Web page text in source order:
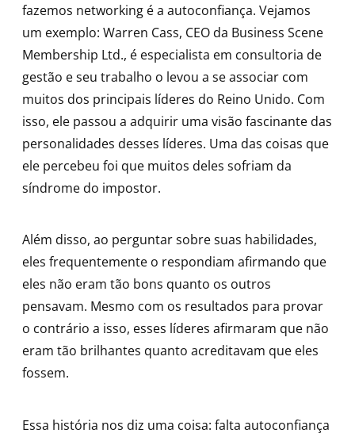
fazemos networking é a autoconfiança. Vejamos
um exemplo: Warren Cass, CEO da Business Scene
Membership Ltd., é especialista em consultoria de
gestão e seu trabalho o levou a se associar com
muitos dos principais líderes do Reino Unido. Com
isso, ele passou a adquirir uma visão fascinante das
personalidades desses líderes. Uma das coisas que
ele percebeu foi que muitos deles sofriam da
síndrome do impostor.
Além disso, ao perguntar sobre suas habilidades,
eles frequentemente o respondiam afirmando que
eles não eram tão bons quanto os outros
pensavam. Mesmo com os resultados para provar
o contrário a isso, esses líderes afirmaram que não
eram tão brilhantes quanto acreditavam que eles
fossem.
Essa história nos diz uma coisa: falta autoconfiança